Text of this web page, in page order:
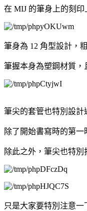
在 MIJ 的筆身上的刻印
筆身為 12 角型設計，
筆握本身為塑鋼材質
筆尖的套管也特別設計
除了開始書寫時的第
除此之外，筆尖也特
只是大家要特別注意一